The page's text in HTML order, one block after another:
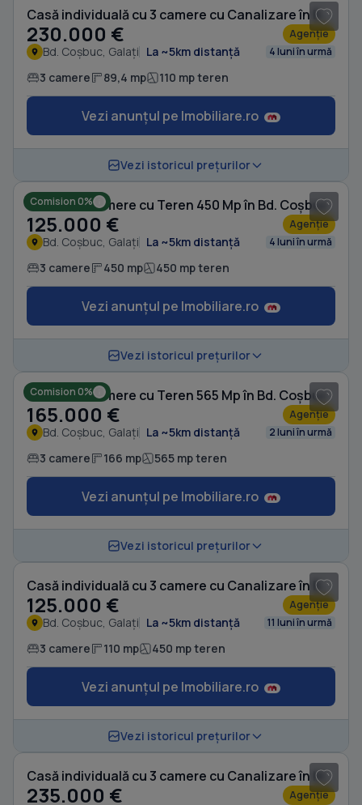
Casă individuală cu 3 camere cu Canalizare în Bd. Coșbuc
230.000 € Agenție
Bd. Coșbuc, Galați La ~5km distanță 4 luni în urmă
3 camere 89,4 mp 110 mp teren
Vezi anunțul pe Imobiliare.ro
Vezi istoricul prețurilor
Comision 0%
Casă cu 3 camere cu Teren 450 Mp în Bd. Coșbuc
125.000 € Agenție
Bd. Coșbuc, Galați La ~5km distanță 4 luni în urmă
3 camere 450 mp 450 mp teren
Vezi anunțul pe Imobiliare.ro
Vezi istoricul prețurilor
Comision 0%
Casă cu 3 camere cu Teren 565 Mp în Bd. Coșbuc
165.000 € Agenție
Bd. Coșbuc, Galați La ~5km distanță 2 luni în urmă
3 camere 166 mp 565 mp teren
Vezi anunțul pe Imobiliare.ro
Vezi istoricul prețurilor
Casă individuală cu 3 camere cu Canalizare în Bd. Coșbuc
125.000 € Agenție
Bd. Coșbuc, Galați La ~5km distanță 11 luni în urmă
3 camere 110 mp 450 mp teren
Vezi anunțul pe Imobiliare.ro
Vezi istoricul prețurilor
Casă individuală cu 3 camere cu Canalizare în Micro 14
235.000 € Agenție